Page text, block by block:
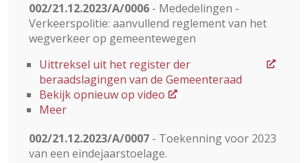
002/21.12.2023/A/0006 - Mededelingen -
Verkeerspolitie: aanvullend reglement van het
wegverkeer op gemeentewegen
Uittreksel uit het register der
beraadslagingen van de Gemeenteraad
Bekijk opnieuw op video
Meer
002/21.12.2023/A/0007 - Toekenning voor 2023
van een eindejaarstoelage.